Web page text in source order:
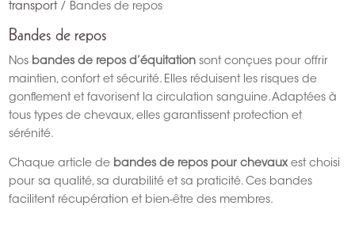
transport/ Bandes de repos
Bandes de repos
Nos bandes de repos d’équitation sont conçues pour offrir
maintien, confort et sécurité. Elles réduisent les risques de
gonflement et favorisent la circulation sanguine. Adaptées à
tous types de chevaux, elles garantissent protection et
sérénité.
Chaque article de bandes de repos pour chevaux est choisi
pour sa qualité, sa durabilité et sa praticité. Ces bandes
facilitent récupération et bien-être des membres.